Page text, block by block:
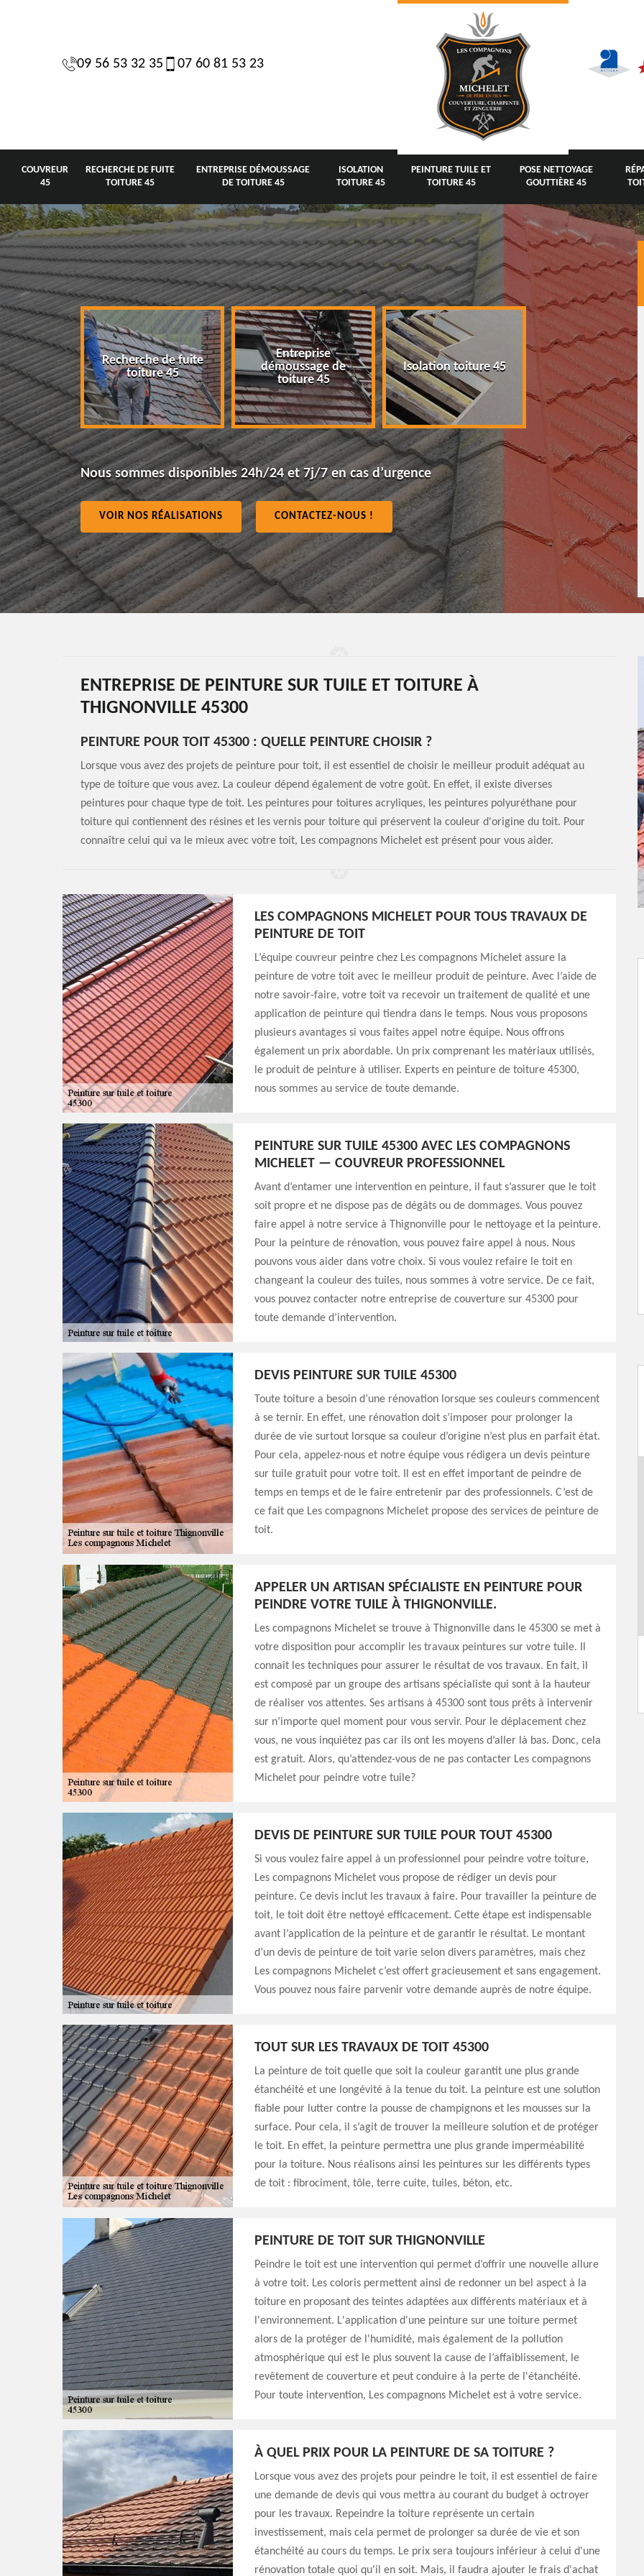
09 56 53 32 35 07 60 81 53 23
COUVREUR
45
RECHERCHE DE FUITE
TOITURE 45
ENTREPRISE DÉMOUSSAGE
DE TOITURE 45
ISOLATION
TOITURE 45
PEINTURE TUILE ET
TOITURE 45
POSE NETTOYAGE
GOUTTIÈRE 45
Recherche de fuite
toiture 45
Entreprise
démoussage de
toiture 45
Isolation toiture 45
Peinture tuile et
toiture 45
Nous sommes disponibles 24h/24 et 7j/7 en cas d’urgence
VOIR NOS RÉALISATIONS CONTACTEZ-NOUS !
ENTREPRISE DE PEINTURE SUR TUILE ET TOITURE À
THIGNONVILLE 45300
PEINTURE POUR TOIT 45300 : QUELLE PEINTURE CHOISIR ?
Lorsque vous avez des projets de peinture pour toit, il est essentiel de choisir le meilleur produit adéquat au
type de toiture que vous avez. La couleur dépend également de votre goût. En effet, il existe diverses
peintures pour chaque type de toit. Les peintures pour toitures acryliques, les peintures polyuréthane pour
toiture qui contiennent des résines et les vernis pour toiture qui préservent la couleur d'origine du toit. Pour
connaître celui qui va le mieux avec votre toit, Les compagnons Michelet est présent pour vous aider.
LES COMPAGNONS MICHELET POUR TOUS TRAVAUX DE
PEINTURE DE TOIT
L’équipe couvreur peintre chez Les compagnons Michelet assure la
peinture de votre toit avec le meilleur produit de peinture. Avec l’aide de
notre savoir-faire, votre toit va recevoir un traitement de qualité et une
application de peinture qui tiendra dans le temps. Nous vous proposons
plusieurs avantages si vous faites appel notre équipe. Nous offrons
également un prix abordable. Un prix comprenant les matériaux utilisés,
le produit de peinture à utiliser. Experts en peinture de toiture 45300,
nous sommes au service de toute demande.
PEINTURE SUR TUILE 45300 AVEC LES COMPAGNONS
MICHELET — COUVREUR PROFESSIONNEL
Avant d’entamer une intervention en peinture, il faut s’assurer que le toit
soit propre et ne dispose pas de dégâts ou de dommages. Vous pouvez
faire appel à notre service à Thignonville pour le nettoyage et la peinture.
Pour la peinture de rénovation, vous pouvez faire appel à nous. Nous
pouvons vous aider dans votre choix. Si vous voulez refaire le toit en
changeant la couleur des tuiles, nous sommes à votre service. De ce fait,
vous pouvez contacter notre entreprise de couverture sur 45300 pour
toute demande d’intervention.
DEVIS PEINTURE SUR TUILE 45300
Toute toiture a besoin d’une rénovation lorsque ses couleurs commencent
à se ternir. En effet, une rénovation doit s’imposer pour prolonger la
durée de vie surtout lorsque sa couleur d’origine n’est plus en parfait état.
Pour cela, appelez-nous et notre équipe vous rédigera un devis peinture
sur tuile gratuit pour votre toit. Il est en effet important de peindre de
temps en temps et de le faire entretenir par des professionnels. C’est de
ce fait que Les compagnons Michelet propose des services de peinture de
toit.
APPELER UN ARTISAN SPÉCIALISTE EN PEINTURE POUR
PEINDRE VOTRE TUILE À THIGNONVILLE.
Les compagnons Michelet se trouve à Thignonville dans le 45300 se met à
votre disposition pour accomplir les travaux peintures sur votre tuile. Il
connaît les techniques pour assurer le résultat de vos travaux. En fait, il
est composé par un groupe des artisans spécialiste qui sont à la hauteur
de réaliser vos attentes. Ses artisans à 45300 sont tous prêts à intervenir
sur n’importe quel moment pour vous servir. Pour le déplacement chez
vous, ne vous inquiétez pas car ils ont les moyens d’aller là bas. Donc, cela
est gratuit. Alors, qu’attendez-vous de ne pas contacter Les compagnons
Michelet pour peindre votre tuile?
DEVIS DE PEINTURE SUR TUILE POUR TOUT 45300
Si vous voulez faire appel à un professionnel pour peindre votre toiture,
Les compagnons Michelet vous propose de rédiger un devis pour
peinture. Ce devis inclut les travaux à faire. Pour travailler la peinture de
toit, le toit doit être nettoyé efficacement. Cette étape est indispensable
avant l’application de la peinture et de garantir le résultat. Le montant
d’un devis de peinture de toit varie selon divers paramètres, mais chez
Les compagnons Michelet c’est offert gracieusement et sans engagement.
Vous pouvez nous faire parvenir votre demande auprès de notre équipe.
TOUT SUR LES TRAVAUX DE TOIT 45300
La peinture de toit quelle que soit la couleur garantit une plus grande
étanchéité et une longévité à la tenue du toit. La peinture est une solution
fiable pour lutter contre la pousse de champignons et les mousses sur la
surface. Pour cela, il s’agit de trouver la meilleure solution et de protéger
le toit. En effet, la peinture permettra une plus grande imperméabilité
pour la toiture. Nous réalisons ainsi les peintures sur les différents types
de toit : fibrociment, tôle, terre cuite, tuiles, béton, etc.
PEINTURE DE TOIT SUR THIGNONVILLE
Peindre le toit est une intervention qui permet d’offrir une nouvelle allure
à votre toit. Les coloris permettent ainsi de redonner un bel aspect à la
toiture en proposant des teintes adaptées aux différents matériaux et à
l'environnement. L'application d'une peinture sur une toiture permet
alors de la protéger de l'humidité, mais également de la pollution
atmosphérique qui est le plus souvent la cause de l’affaiblissement, le
revêtement de couverture et peut conduire à la perte de l'étanchéité.
Pour toute intervention, Les compagnons Michelet est à votre service.
À QUEL PRIX POUR LA PEINTURE DE SA TOITURE ?
Lorsque vous avez des projets pour peindre le toit, il est essentiel de faire
une demande de devis qui vous mettra au courant du budget à octroyer
pour les travaux. Repeindre la toiture représente un certain
investissement, mais cela permet de prolonger sa durée de vie et son
étanchéité au cours du temps. Le prix sera toujours inférieur à celui d'une
rénovation totale quoi qu'il en soit. Mais, il faudra ajouter le frais d'achat